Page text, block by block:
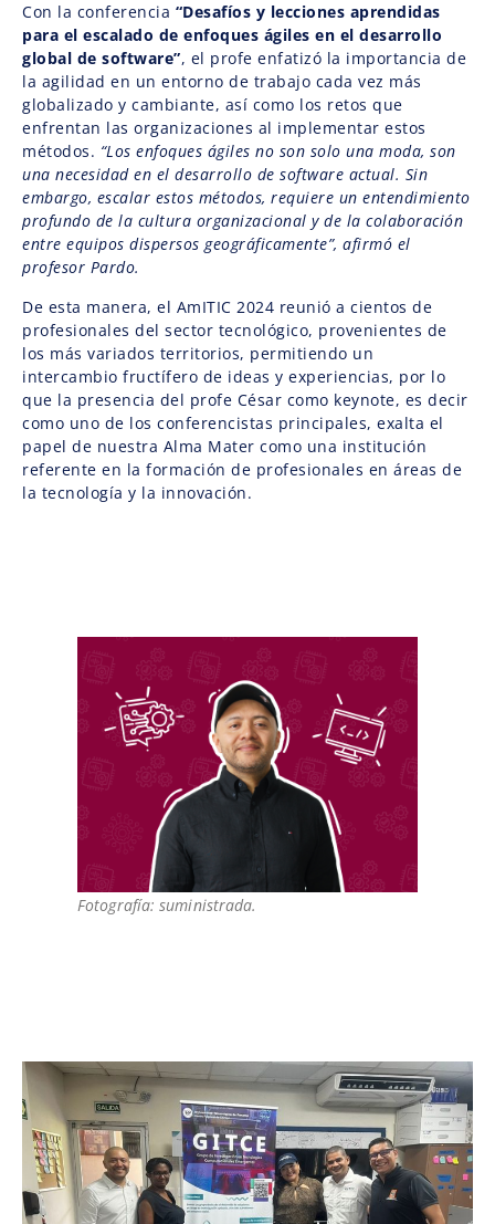
Con la conferencia “Desafíos y lecciones aprendidas
para el escalado de enfoques ágiles en el desarrollo
global de software”, el profe enfatizó la importancia de
la agilidad en un entorno de trabajo cada vez más
globalizado y cambiante, así como los retos que
enfrentan las organizaciones al implementar estos
métodos. “Los enfoques ágiles no son solo una moda, son
una necesidad en el desarrollo de software actual. Sin
embargo, escalar estos métodos, requiere un entendimiento
profundo de la cultura organizacional y de la colaboración
entre equipos dispersos geográficamente”, afirmó el
profesor Pardo.
De esta manera, el AmITIC 2024 reunió a cientos de
profesionales del sector tecnológico, provenientes de
los más variados territorios, permitiendo un
intercambio fructífero de ideas y experiencias, por lo
que la presencia del profe César como keynote, es decir
como uno de los conferencistas principales, exalta el
papel de nuestra Alma Mater como una institución
referente en la formación de profesionales en áreas de
la tecnología y la innovación.
Fotografía: suministrada.